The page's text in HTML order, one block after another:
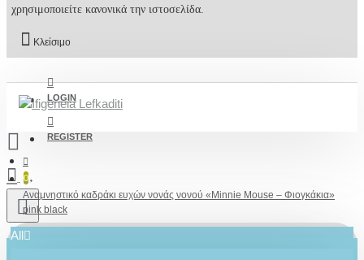
χρησιμοποιείτε κανονικά την ιστοσελίδα.
Κλείσιμο
LOGIN
REGISTER
0
All
Αναμνηστικό καδράκι ευχών νονάς νονού «Minnie Mouse – Φιογκάκια»
pink black